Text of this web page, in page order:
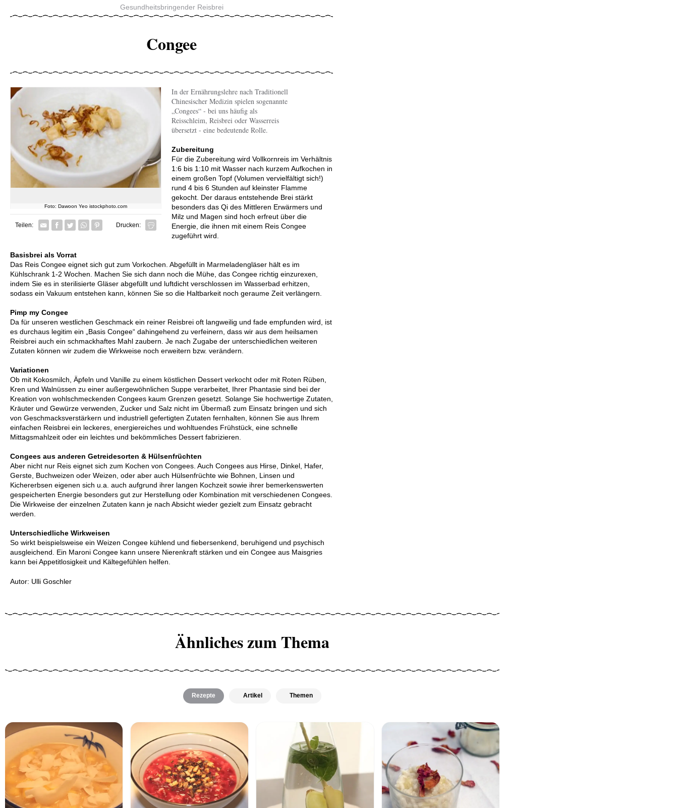
Gesundheitsbringender Reisbrei
Congee
Foto: Dawoon Yeo istockphoto.com
Teilen: Facebook
TwitterWhatsapp senden
Pin it Drucken:
In der Ernährungslehre nach Traditionell
Chinesischer Medizin spielen sogenannte
„Congees“ - bei uns häufig als
Reisschleim, Reisbrei oder Wasserreis
übersetzt - eine bedeutende Rolle.
Zubereitung
Für die Zubereitung wird Vollkornreis im Verhältnis
1:6 bis 1:10 mit Wasser nach kurzem Aufkochen in
einem großen Topf (Volumen vervielfältigt sich!)
rund 4 bis 6 Stunden auf kleinster Flamme
gekocht. Der daraus entstehende Brei stärkt
besonders das Qi des Mittleren Erwärmers und
Milz und Magen sind hoch erfreut über die
Energie, die ihnen mit einem Reis Congee
zugeführt wird.
Basisbrei als Vorrat
Das Reis Congee eignet sich gut zum Vorkochen. Abgefüllt in Marmeladengläser hält es im
Kühlschrank 1-2 Wochen. Machen Sie sich dann noch die Mühe, das Congee richtig einzurexen,
indem Sie es in sterilisierte Gläser abgefüllt und luftdicht verschlossen im Wasserbad erhitzen,
sodass ein Vakuum entstehen kann, können Sie so die Haltbarkeit noch geraume Zeit verlängern.
Pimp my Congee
Da für unseren westlichen Geschmack ein reiner Reisbrei oft langweilig und fade empfunden wird, ist
es durchaus legitim ein „Basis Congee“ dahingehend zu verfeinern, dass wir aus dem heilsamen
Reisbrei auch ein schmackhaftes Mahl zaubern. Je nach Zugabe der unterschiedlichen weiteren
Zutaten können wir zudem die Wirkweise noch erweitern bzw. verändern.
Variationen
Ob mit Kokosmilch, Äpfeln und Vanille zu einem köstlichen Dessert verkocht oder mit Roten Rüben,
Kren und Walnüssen zu einer außergewöhnlichen Suppe verarbeitet, Ihrer Phantasie sind bei der
Kreation von wohlschmeckenden Congees kaum Grenzen gesetzt. Solange Sie hochwertige Zutaten,
Kräuter und Gewürze verwenden, Zucker und Salz nicht im Übermaß zum Einsatz bringen und sich
von Geschmacksverstärkern und industriell gefertigten Zutaten fernhalten, können Sie aus Ihrem
einfachen Reisbrei ein leckeres, energiereiches und wohltuendes Frühstück, eine schnelle
Mittagsmahlzeit oder ein leichtes und bekömmliches Dessert fabrizieren.
Congees aus anderen Getreidesorten & Hülsenfrüchten
Aber nicht nur Reis eignet sich zum Kochen von Congees. Auch Congees aus Hirse, Dinkel, Hafer,
Gerste, Buchweizen oder Weizen, oder aber auch Hülsenfrüchte wie Bohnen, Linsen und
Kichererbsen eigenen sich u.a. auch aufgrund ihrer langen Kochzeit sowie ihrer bemerkenswerten
gespeicherten Energie besonders gut zur Herstellung oder Kombination mit verschiedenen Congees.
Die Wirkweise der einzelnen Zutaten kann je nach Absicht wieder gezielt zum Einsatz gebracht
werden.
Unterschiedliche Wirkweisen
So wirkt beispielsweise ein Weizen Congee kühlend und fiebersenkend, beruhigend und psychisch
ausgleichend. Ein Maroni Congee kann unsere Nierenkraft stärken und ein Congee aus Maisgries
kann bei Appetitlosigkeit und Kältegefühlen helfen.
Autor: Ulli Goschler
Ähnliches zum Thema
Rezepte Artikel Themen